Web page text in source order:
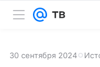
30 сентября 2024